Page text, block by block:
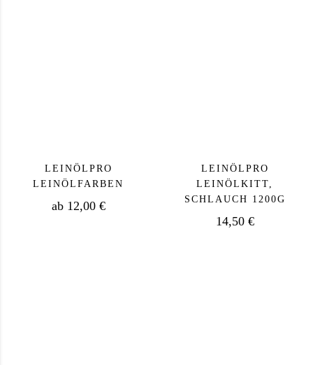
LEINÖLPRO
LEINÖLFARBEN
ab 12,00 €
LEINÖLPRO
LEINÖLKITT,
SCHLAUCH 1200G
14,50 €